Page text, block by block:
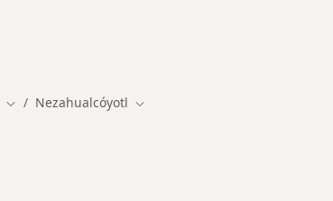
Cambiar de ciudad
Nezahualcóyotl Cambiar de ciudad